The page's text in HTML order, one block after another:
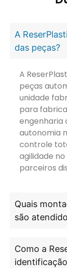
A
das peças?
A
peças
unidade
para
engenharia
autonomia
controle
agilidade
parceiros
Quais
são
Como a